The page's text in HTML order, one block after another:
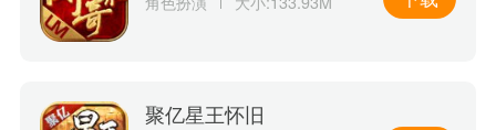
聚亿星王怀旧